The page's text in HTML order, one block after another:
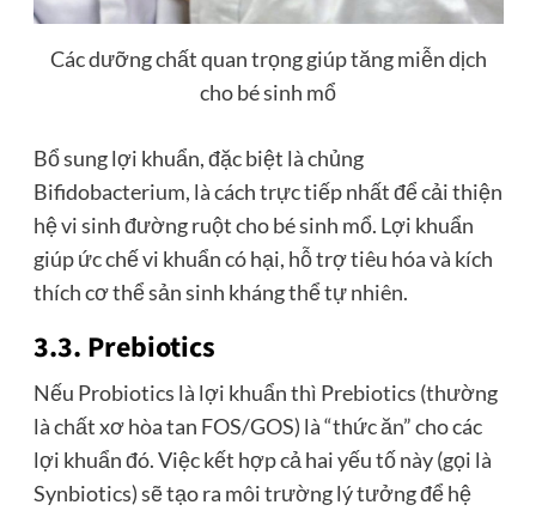
Các dưỡng chất quan trọng giúp tăng miễn dịch
cho bé sinh mổ
Bổ sung lợi khuẩn, đặc biệt là chủng
Bifidobacterium, là cách trực tiếp nhất để cải thiện
hệ vi sinh đường ruột cho bé sinh mổ. Lợi khuẩn
giúp ức chế vi khuẩn có hại, hỗ trợ tiêu hóa và kích
thích cơ thể sản sinh kháng thể tự nhiên.
3.3. Prebiotics
Nếu Probiotics là lợi khuẩn thì Prebiotics (thường
là chất xơ hòa tan FOS/GOS) là “thức ăn” cho các
lợi khuẩn đó. Việc kết hợp cả hai yếu tố này (gọi là
Synbiotics) sẽ tạo ra môi trường lý tưởng để hệ